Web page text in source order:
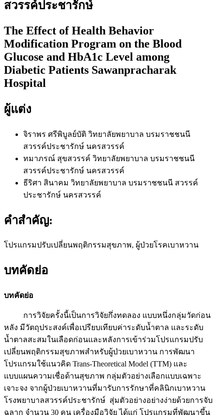
สวรรค์ประชารักษ์
The Effect of Health Behavior
Modification Program on the Blood
Glucose and HbA1c Level among
Diabetic Patients Sawanpracharak
Hospital
ผู้แต่ง
จิราพร ศรีพิบูลย์บัติ วิทยาลัยพยาบาล บรมราชชนนี
สวรรค์ประชารักษ์ นครสวรรค์
ทมาภรณ์ สุขสวรรค์ วิทยาลัยพยาบาล บรมราชชนนี
สวรรค์ประชารักษ์ นครสวรรค์
ธีริศา สินาคม วิทยาลัยพยาบาล บรมราชชนนี สวรรค์
ประชารักษ์ นครสวรรค์
คำสำคัญ:
โปรแกรมปรับเปลี่ยนพฤติกรรมสุขภาพ, ผู้ป่วยโรคเบาหวาน
บทคัดย่อ
บทคัดย่อ
การวิจัยครั้งนี้เป็นการวิจัยกึ่งทดลอง แบบหนึ่งกลุ่มวัดก่อน
หลัง มีวัตถุประสงค์เพื่อเปรียบเทียบค่าระดับน้ำตาล และระดับ
น้ำตาลสะสมในเลือดก่อนและหลังการเข้าร่วมโปรแกรมปรับ
เปลี่ยนพฤติกรรมสุขภาพสำหรับผู้ป่วยเบาหวาน การพัฒนา
โปรแกรมใช้แนวคิด Trans-Theoretical Model (TTM) และ
แบบแผนความเชื่อด้านสุขภาพ กลุ่มตัวอย่างเลือกแบบเฉพาะ
เจาะจง จากผู้ป่วยเบาหวานที่มารับการรักษาที่คลินิกเบาหวาน
โรงพยาบาลสวรรค์ประชารักษ์ สุ่มตัวอย่างอย่างง่ายด้วยการจับ
ฉลาก จำนวน 30 คน เครื่องมือวิจัย ได้แก่ โปรแกรมที่พัฒนาขึ้น